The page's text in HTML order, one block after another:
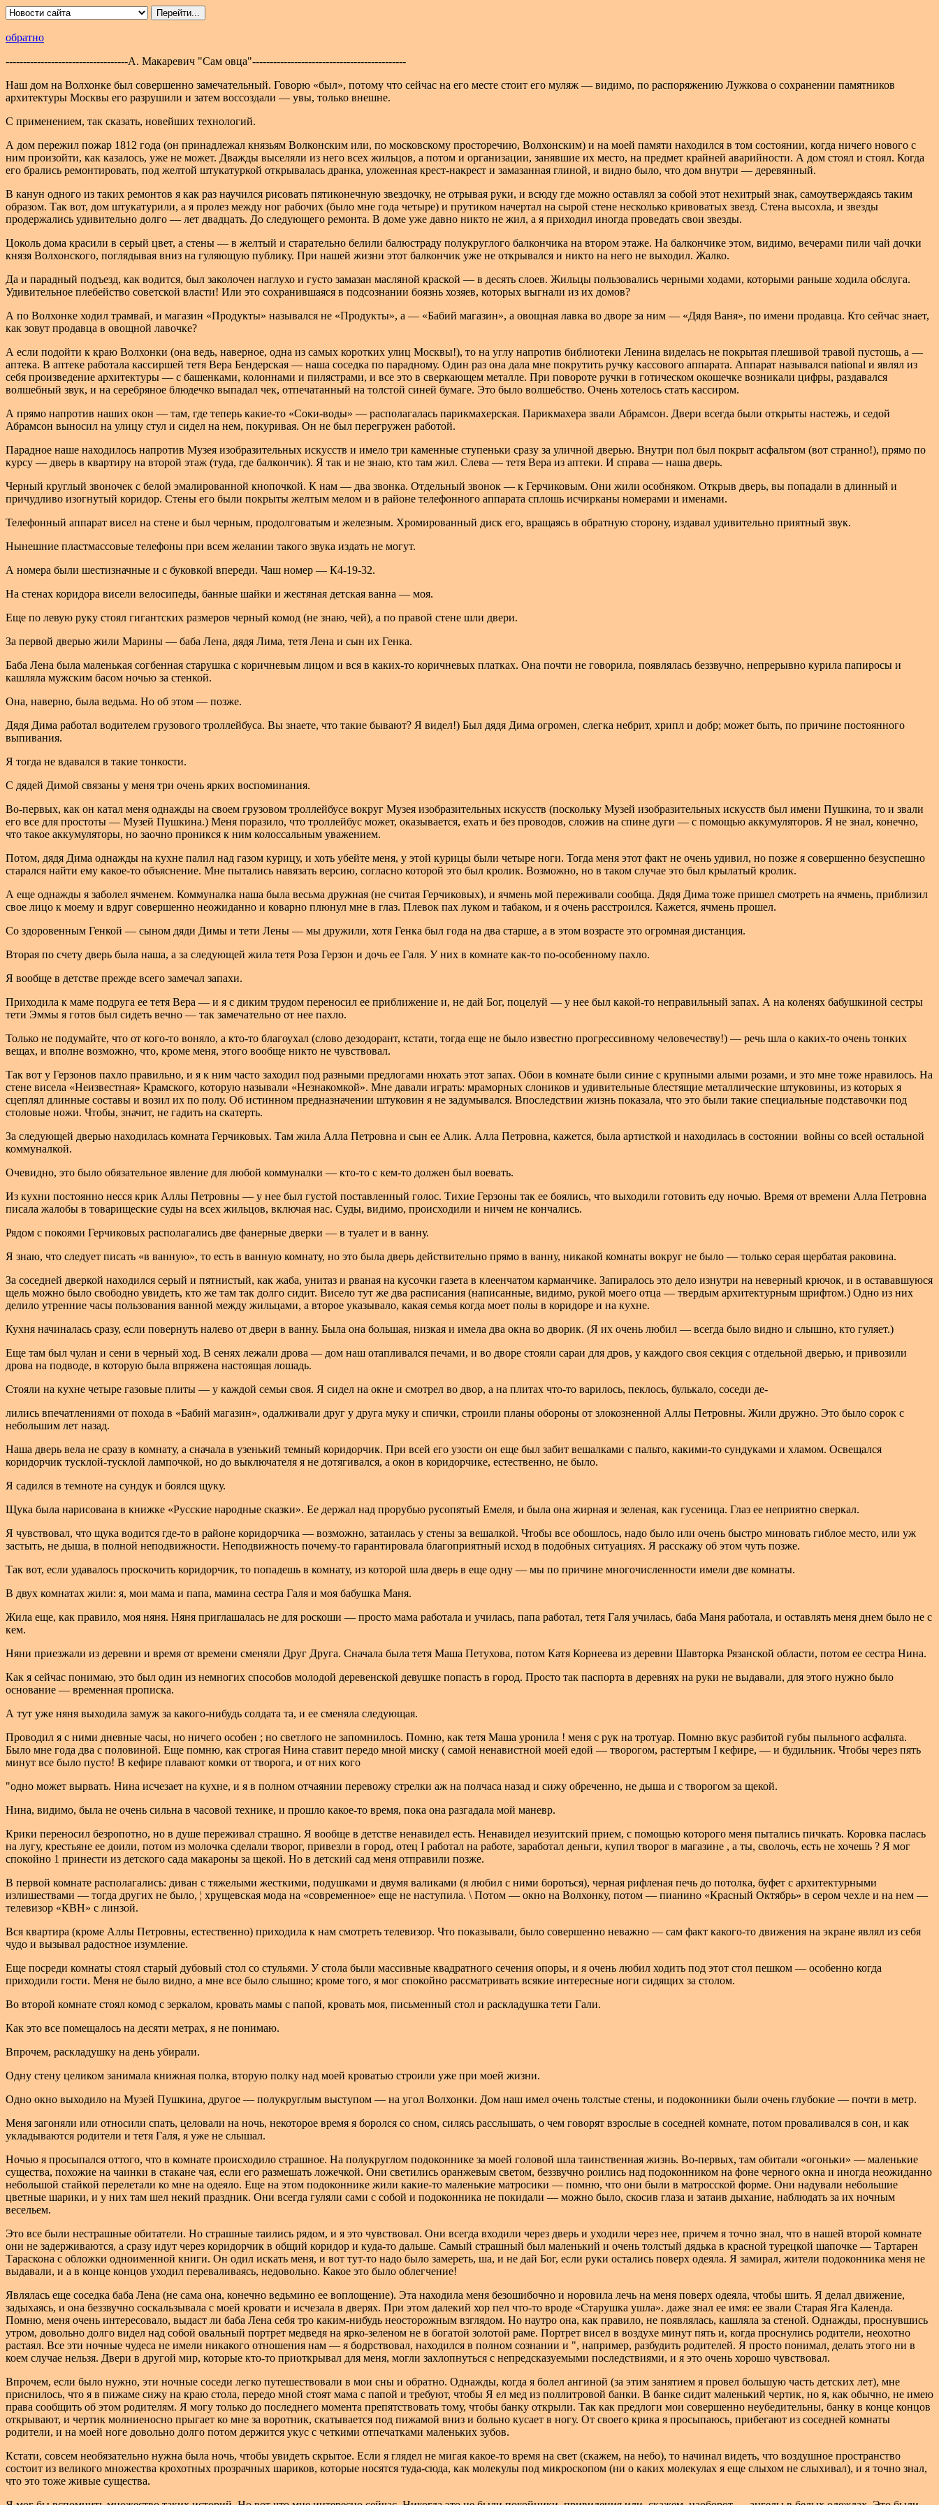
обратно
-----------------------------------А. Макаревич "Сам овца"--------------------------------------------
Наш дом на Волхонке был совершенно замечательный. Говорю «был», потому что сейчас на его месте стоит его муляж — видимо, по распоряжению Лужкова о сохранении памятников
архитектуры Москвы его разрушили и затем воссоздали — увы, только внешне.
С применением, так сказать, новейших технологий.
А дом пережил пожар 1812 года (он принадлежал князьям Волконским или, по московскому просторечию, Волхонским) и на моей памяти находился в том состоянии, когда ничего нового с
ним произойти, как казалось, уже не может. Дважды выселяли из него всех жильцов, а потом и организации, занявшие их место, на предмет крайней аварийности. А дом стоял и стоял. Когда
его брались ремонтировать, под желтой штукатуркой открывалась дранка, уложенная крест-накрест и замазанная глиной, и видно было, что дом внутри — деревянный.
В канун одного из таких ремонтов я как раз научился рисовать пятиконечную звездочку, не отрывая руки, и всюду где можно оставлял за собой этот нехитрый знак, самоутверждаясь таким
образом. Так вот, дом штукатурили, а я пролез между ног рабочих (было мне года четыре) и прутиком начертал на сырой стене несколько кривоватых звезд. Стена высохла, и звезды
продержались удивительно долго — лет двадцать. До следующего ремонта. В доме уже давно никто не жил, а я приходил иногда проведать свои звезды.
Цоколь дома красили в серый цвет, а стены — в желтый и старательно белили балюстраду полукруглого балкончика на втором этаже. На балкончике этом, видимо, вечерами пили чай дочки
князя Волхонского, поглядывая вниз на гуляющую публику. При нашей жизни этот балкончик уже не открывался и никто на него не выходил. Жалко.
Да и парадный подъезд, как водится, был заколочен наглухо и густо замазан масляной краской — в десять слоев. Жильцы пользовались черными ходами, которыми раньше ходила обслуга.
Удивительное плебейство советской власти! Или это сохранившаяся в подсознании боязнь хозяев, которых выгнали из их домов?
А по Волхонке ходил трамвай, и магазин «Продукты» назывался не «Продукты», а — «Бабий магазин», а овощная лавка во дворе за ним — «Дядя Ваня», по имени продавца. Кто сейчас знает,
как зовут продавца в овощной лавочке?
А если подойти к краю Волхонки (она ведь, наверное, одна из самых коротких улиц Москвы!), то на углу напротив библиотеки Ленина виделась не покрытая плешивой травой пустошь, а —
аптека. В аптеке работала кассиршей тетя Вера Бендерская — наша соседка по парадному. Один раз она дала мне покрутить ручку кассового аппарата. Аппарат назывался national и являл из
себя произведение архитектуры — с башенками, колоннами и пилястрами, и все это в сверкающем металле. При повороте ручки в готическом окошечке возникали цифры, раздавался
волшебный звук, и на серебряное блюдечко выпадал чек, отпечатанный на толстой синей бумаге. Это было волшебство. Очень хотелось стать кассиром.
А прямо напротив наших окон — там, где теперь какие-то «Соки-воды» — располагалась парикмахерская. Парикмахера звали Абрамсон. Двери всегда были открыты настежь, и седой
Абрамсон выносил на улицу стул и сидел на нем, покуривая. Он не был перегружен работой.
Парадное наше находилось напротив Музея изобразительных искусств и имело три каменные ступеньки сразу за уличной дверью. Внутри пол был покрыт асфальтом (вот странно!), прямо по
курсу — дверь в квартиру на второй этаж (туда, где балкончик). Я так и не знаю, кто там жил. Слева — тетя Вера из аптеки. И справа — наша дверь.
Черный круглый звоночек с белой эмалированной кнопочкой. К нам — два звонка. Отдельный звонок — к Герчиковым. Они жили особняком. Открыв дверь, вы попадали в длинный и
причудливо изогнутый коридор. Стены его были покрыты желтым мелом и в районе телефонного аппарата сплошь исчирканы номерами и именами.
Телефонный аппарат висел на стене и был черным, продолговатым и железным. Хромированный диск его, вращаясь в обратную сторону, издавал удивительно приятный звук.
Нынешние пластмассовые телефоны при всем желании такого звука издать не могут.
А номера были шестизначные и с буковкой впереди. Чаш номер — К4-19-32.
На стенах коридора висели велосипеды, банные шайки и жестяная детская ванна — моя.
Еще по левую руку стоял гигантских размеров черный комод (не знаю, чей), а по правой стене шли двери.
За первой дверью жили Марины — баба Лена, дядя Лима, тетя Лена и сын их Генка.
Баба Лена была маленькая согбенная старушка с коричневым лицом и вся в каких-то коричневых платках. Она почти не говорила, появлялась беззвучно, непрерывно курила папиросы и
кашляла мужским басом ночью за стенкой.
Она, наверно, была ведьма. Но об этом — позже.
Дядя Дима работал водителем грузового троллейбуса. Вы знаете, что такие бывают? Я видел!) Был дядя Дима огромен, слегка небрит, хрипл и добр; может быть, по причине постоянного
выпивания.
Я тогда не вдавался в такие тонкости.
С дядей Димой связаны у меня три очень ярких воспоминания.
Во-первых, как он катал меня однажды на своем грузовом троллейбусе вокруг Музея изобразительных искусств (поскольку Музей изобразительных искусств был имени Пушкина, то и звали
его все для простоты — Музей Пушкина.) Меня поразило, что троллейбус может, оказывается, ехать и без проводов, сложив на спине дуги — с помощью аккумуляторов. Я не знал, конечно,
что такое аккумуляторы, но заочно проникся к ним колоссальным уважением.
Потом, дядя Дима однажды на кухне палил над газом курицу, и хоть убейте меня, у этой курицы были четыре ноги. Тогда меня этот факт не очень удивил, но позже я совершенно безуспешно
старался найти ему какое-то объяснение. Мне пытались навязать версию, согласно которой это был кролик. Возможно, но в таком случае это был крылатый кролик.
А еще однажды я заболел ячменем. Коммуналка наша была весьма дружная (не считая Герчиковых), и ячмень мой переживали сообща. Дядя Дима тоже пришел смотреть на ячмень, приблизил
свое лицо к моему и вдруг совершенно неожиданно и коварно плюнул мне в глаз. Плевок пах луком и табаком, и я очень расстроился. Кажется, ячмень прошел.
Со здоровенным Генкой — сыном дяди Димы и тети Лены — мы дружили, хотя Генка был года на два старше, а в этом возрасте это огромная дистанция.
Вторая по счету дверь была наша, а за следующей жила тетя Роза Герзон и дочь ее Галя. У них в комнате как-то по-особенному пахло.
Я вообще в детстве прежде всего замечал запахи.
Приходила к маме подруга ее тетя Вера — и я с диким трудом переносил ее приближение и, не дай Бог, поцелуй — у нее был какой-то неправильный запах. А на коленях бабушкиной сестры
тети Эммы я готов был сидеть вечно — так замечательно от нее пахло.
Только не подумайте, что от кого-то воняло, а кто-то благоухал (слово дезодорант, кстати, тогда еще не было известно прогрессивному человечеству!) — речь шла о каких-то очень тонких
вещах, и вполне возможно, что, кроме меня, этого вообще никто не чувствовал.
Так вот у Герзонов пахло правильно, и я к ним часто заходил под разными предлогами нюхать этот запах. Обои в комнате были синие с крупными алыми розами, и это мне тоже нравилось. На
стене висела «Неизвестная» Крамского, которую называли «Незнакомкой». Мне давали играть: мраморных слоников и удивительные блестящие металлические штуковины, из которых я
сцеплял длинные составы и возил их по полу. Об истинном предназначении штуковин я не задумывался. Впоследствии жизнь показала, что это были такие специальные подставочки под
столовые ножи. Чтобы, значит, не гадить на скатерть.
За следующей дверью находилась комната Герчиковых. Там жила Алла Петровна и сын ее Алик. Алла Петровна, кажется, была артисткой и находилась в состоянии войны со всей остальной
коммуналкой.
Очевидно, это было обязательное явление для любой коммуналки — кто-то с кем-то должен был воевать.
Из кухни постоянно несся крик Аллы Петровны — у нее был густой поставленный голос. Тихие Герзоны так ее боялись, что выходили готовить еду ночью. Время от времени Алла Петровна
писала жалобы в товарищеские суды на всех жильцов, включая нас. Суды, видимо, происходили и ничем не кончались.
Рядом с покоями Герчиковых располагались две фанерные дверки — в туалет и в ванну.
Я знаю, что следует писать «в ванную», то есть в ванную комнату, но это была дверь действительно прямо в ванну, никакой комнаты вокруг не было — только серая щербатая раковина.
За соседней дверкой находился серый и пятнистый, как жаба, унитаз и рваная на кусочки газета в клеенчатом карманчике. Запиралось это дело изнутри на неверный крючок, и в остававшуюся
щель можно было свободно увидеть, кто же там так долго сидит. Висело тут же два расписания (написанные, видимо, рукой моего отца — твердым архитектурным шрифтом.) Одно из них
делило утренние часы пользования ванной между жильцами, а второе указывало, какая семья когда моет полы в коридоре и на кухне.
Кухня начиналась сразу, если повернуть налево от двери в ванну. Была она большая, низкая и имела два окна во дворик. (Я их очень любил — всегда было видно и слышно, кто гуляет.)
Еще там был чулан и сени в черный ход. В сенях лежали дрова — дом наш отапливался печами, и во дворе стояли сараи для дров, у каждого своя секция с отдельной дверью, и привозили
дрова на подводе, в которую была впряжена настоящая лошадь.
Стояли на кухне четыре газовые плиты — у каждой семьи своя. Я сидел на окне и смотрел во двор, а на плитах что-то варилось, пеклось, булькало, соседи де-
лились впечатлениями от похода в «Бабий магазин», одалживали друг у друга муку и спички, строили планы обороны от злокозненной Аллы Петровны. Жили дружно. Это было сорок с
небольшим лет назад.
Наша дверь вела не сразу в комнату, а сначала в узенький темный коридорчик. При всей его узости он еще был забит вешалками с пальто, какими-то сундуками и хламом. Освещался
коридорчик тусклой-тусклой лампочкой, но до выключателя я не дотягивался, а окон в коридорчике, естественно, не было.
Я садился в темноте на сундук и боялся щуку.
Щука была нарисована в книжке «Русские народные сказки». Ее держал над прорубью русопятый Емеля, и была она жирная и зеленая, как гусеница. Глаз ее неприятно сверкал.
Я чувствовал, что щука водится где-то в районе коридорчика — возможно, затаилась у стены за вешалкой. Чтобы все обошлось, надо было или очень быстро миновать гиблое место, или уж
застыть, не дыша, в полной неподвижности. Неподвижность почему-то гарантировала благоприятный исход в подобных ситуациях. Я расскажу об этом чуть позже.
Так вот, если удавалось проскочить коридорчик, то попадешь в комнату, из которой шла дверь в еще одну — мы по причине многочисленности имели две комнаты.
В двух комнатах жили: я, мои мама и папа, мамина сестра Галя и моя бабушка Маня.
Жила еще, как правило, моя няня. Няня приглашалась не для роскоши — просто мама работала и училась, папа работал, тетя Галя училась, баба Маня работала, и оставлять меня днем было не с
кем.
Няни приезжали из деревни и время от времени сменяли Друг Друга. Сначала была тетя Маша Петухова, потом Катя Корнеева из деревни Шавторка Рязанской области, потом ее сестра Нина.
Как я сейчас понимаю, это был один из немногих способов молодой деревенской девушке попасть в город. Просто так паспорта в деревнях на руки не выдавали, для этого нужно было
основание — временная прописка.
А тут уже няня выходила замуж за какого-нибудь солдата та, и ее сменяла следующая.
Проводил я с ними дневные часы, но ничего особен ; но светлого не запомнилось. Помню, как тетя Маша уронила ! меня с рук на тротуар. Помню вкус разбитой губы пыльного асфальта.
Было мне года два с половиной. Еще помню, как строгая Нина ставит передо мной миску ( самой ненавистной моей едой — творогом, растертым I кефире, — и будильник. Чтобы через пять
минут все было пусто! В кефире плавают комки от творога, и от них кого
"одно может вырвать. Нина исчезает на кухне, и я в полном отчаянии перевожу стрелки аж на полчаса назад и сижу обреченно, не дыша и с творогом за щекой.
Нина, видимо, была не очень сильна в часовой технике, и прошло какое-то время, пока она разгадала мой маневр.
Крики переносил безропотно, но в душе переживал страшно. Я вообще в детстве ненавидел есть. Ненавидел иезуитский прием, с помощью которого меня пытались пичкать. Коровка паслась
на лугу, крестьяне ее доили, потом из молочка сделали творог, привезли в город, отец I работал на работе, заработал деньги, купил творог в магазине , а ты, сволочь, есть не хочешь ? Я мог
спокойно 1 принести из детского сада макароны за щекой. Но в детский сад меня отправили позже.
В первой комнате располагались: диван с тяжелыми жесткими, подушками и двумя валиками (я любил с ними бороться), черная рифленая печь до потолка, буфет с архитектурными
излишествами — тогда других не было, ¦ хрущевская мода на «современное» еще не наступила. \ Потом — окно на Волхонку, потом — пианино «Красный Октябрь» в сером чехле и на нем —
телевизор «КВН» с линзой.
Вся квартира (кроме Аллы Петровны, естественно) приходила к нам смотреть телевизор. Что показывали, было совершенно неважно — сам факт какого-то движения на экране являл из себя
чудо и вызывал радостное изумление.
Еще посреди комнаты стоял старый дубовый стол со стульями. У стола были массивные квадратного сечения опоры, и я очень любил ходить под этот стол пешком — особенно когда
приходили гости. Меня не было видно, а мне все было слышно; кроме того, я мог спокойно рассматривать всякие интересные ноги сидящих за столом.
Во второй комнате стоял комод с зеркалом, кровать мамы с папой, кровать моя, письменный стол и раскладушка тети Гали.
Как это все помещалось на десяти метрах, я не понимаю.
Впрочем, раскладушку на день убирали.
Одну стену целиком занимала книжная полка, вторую полку над моей кроватью строили уже при моей жизни.
Одно окно выходило на Музей Пушкина, другое — полукруглым выступом — на угол Волхонки. Дом наш имел очень толстые стены, и подоконники были очень глубокие — почти в метр.
Меня загоняли или относили спать, целовали на ночь, некоторое время я боролся со сном, силясь расслышать, о чем говорят взрослые в соседней комнате, потом проваливался в сон, и как
укладываются родители и тетя Галя, я уже не слышал.
Ночью я просыпался оттого, что в комнате происходило страшное. На полукруглом подоконнике за моей головой шла таинственная жизнь. Во-первых, там обитали «огоньки» — маленькие
существа, похожие на чаинки в стакане чая, если его размешать ложечкой. Они светились оранжевым светом, беззвучно роились над подоконником на фоне черного окна и иногда неожиданно
небольшой стайкой перелетали ко мне на одеяло. Еще на этом подоконнике жили какие-то маленькие матросики — помню, что они были в матросской форме. Они надували небольшие
цветные шарики, и у них там шел некий праздник. Они всегда гуляли сами с собой и подоконника не покидали — можно было, скосив глаза и затаив дыхание, наблюдать за их ночным
весельем.
Это все были нестрашные обитатели. Но страшные таились рядом, и я это чувствовал. Они всегда входили через дверь и уходили через нее, причем я точно знал, что в нашей второй комнате
они не задерживаются, а сразу идут через коридорчик в общий коридор и куда-то дальше. Самый страшный был маленький и очень толстый дядька в красной турецкой шапочке — Тартарен
Тараскона с обложки одноименной книги. Он одил искать меня, и вот тут-то надо было замереть, ша, и не дай Бог, если руки остались поверх одеяла. Я замирал, жители подоконника меня не
выдавали, и а в конце концов уходил переваливаясь, недовольно. Какое это было облегчение!
Являлась еще соседка баба Лена (не сама она, конечно ведьмино ее воплощение). Эта находила меня безошибочно и норовила лечь на меня поверх одеяла, чтобы шить. Я делал движение,
задыхаясь, и она беззвучно соскальзывала с моей кровати и исчезала в дверях. При этом далекий хор пел что-то вроде «Старушка ушла». даже знал ее имя: ее звали Старая Яга Календа.
Помню, меня очень интересовало, выдаст ли баба Лена себя тро каким-нибудь неосторожным взглядом. Но наутро она, как правило, не появлялась, кашляла за стеной. Однажды, проснувшись
утром, довольно долго видел над собой овальный портрет медведя на ярко-зеленом не в богатой золотой раме. Портрет висел в воздухе минут пять и, когда проснулись родители, неохотно
растаял. Все эти ночные чудеса не имели никакого отношения нам — я бодрствовал, находился в полном сознании и ", например, разбудить родителей. Я просто понимал, делать этого ни в
коем случае нельзя. Двери в другой мир, которые кто-то приоткрывал для меня, могли захлопнуться с непредсказуемыми последствиями, и я это очень хорошо чувствовал.
Впрочем, если было нужно, эти ночные соседи легко путешествовали в мои сны и обратно. Однажды, когда я болел ангиной (за этим занятием я провел большую часть детских лет), мне
приснилось, что я в пижаме сижу на краю стола, передо мной стоят мама с папой и требуют, чтобы Я ел мед из поллитровой банки. В банке сидит маленький чертик, но я, как обычно, не имею
права сообщить об этом родителям. Я могу только до последнего момента препятствовать тому, чтобы банку открыли. Так как предлоги мои совершенно неубедительны, банку в конце концов
открывают, и чертик молниеносно прыгает ко мне за воротник, скатывается под пижамой вниз и больно кусает в ногу. От своего крика я просыпаюсь, прибегают из соседней комнаты
родители, и на моей ноге довольно долго потом держится укус с четкими отпечатками маленьких зубов.
Кстати, совсем необязательно нужна была ночь, чтобы увидеть скрытое. Если я глядел не мигая какое-то время на свет (скажем, на небо), то начинал видеть, что воздушное пространство
состоит из великого множества крохотных прозрачных шариков, которые носятся туда-сюда, как молекулы под микроскопом (ни о каких молекулах я еще слыхом не слыхивал), и я точно знал,
что это тоже живые существа.